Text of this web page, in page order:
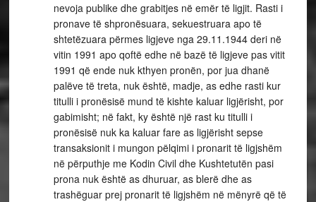
nevoja publike dhe grabitjes në emër të ligjit. Rasti i
pronave të shpronësuara, sekuestruara apo të
shtetëzuara përmes ligjeve nga 29.11.1944 deri në
vitin 1991 apo qoftë edhe në bazë të ligjeve pas vitit
1991 që ende nuk kthyen pronën, por jua dhanë
palëve të treta, nuk është, madje, as edhe rasti kur
titulli i pronësisë mund të kishte kaluar ligjërisht, por
gabimisht; në fakt, ky është një rast ku titulli i
pronësisë nuk ka kaluar fare as ligjërisht sepse
transaksionit i mungon pëlqimi i pronarit të ligjshëm
në përputhje me Kodin Civil dhe Kushtetutën pasi
prona nuk është as dhuruar, as blerë dhe as
trashëguar prej pronarit të ligjshëm në mënyrë që të